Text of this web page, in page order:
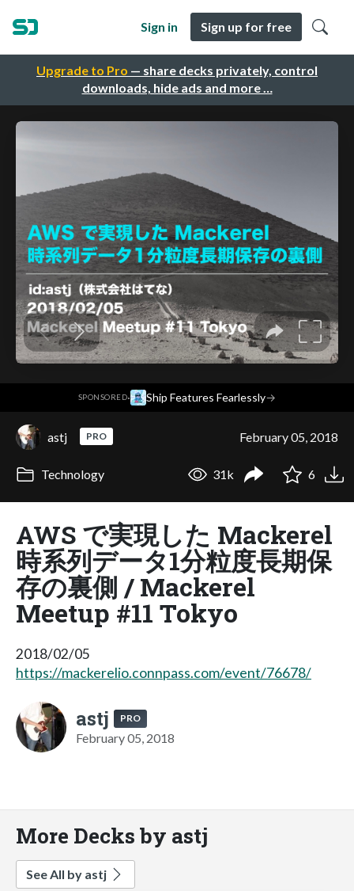
Upgrade to Pro — share decks privately, control
downloads, hide ads and more …
Sign in Sign up for free
SPONSORED· Ship Features Fearlessly→
astj PRO February 05, 2018
Technology 31k 6
AWS で実現した Mackerel
時系列データ1分粒度長期保
存の裏側 / Mackerel
Meetup #11 Tokyo
2018/02/05
https://mackerelio.connpass.com/event/76678/
astj PRO
February 05, 2018
More Decks by astj
See All by astj